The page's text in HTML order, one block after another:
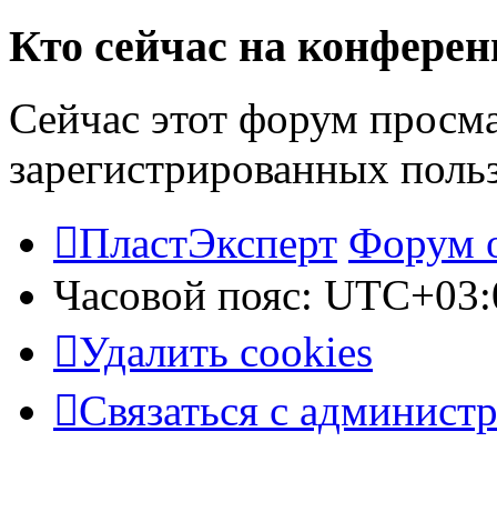
Кто сейчас на
Сейчас этот форум
зарегистрированных
ПластЭксперт Форум
Часовой пояс:
Удалить cookies
Связаться с